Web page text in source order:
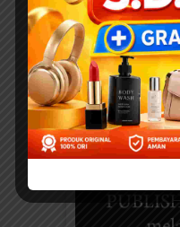
NABIPEDIA